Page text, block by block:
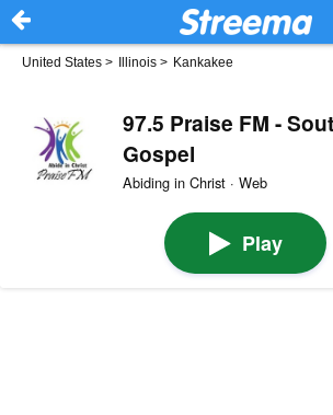
United States > Illinois > Kankakee
97.5 Praise FM -
Gospel
Abiding in Christ · Web
Play